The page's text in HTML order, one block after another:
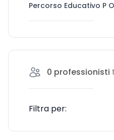
Percorso Educativo P
0 professionisti
Filtra per: